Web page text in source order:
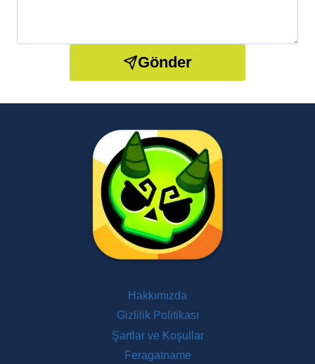
Gönder
Hakkımızda
Gizlilik Politikası
Şartlar ve Koşullar
Feragatname